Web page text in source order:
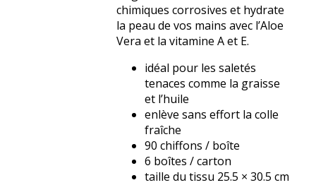
chimiques corrosives et hydrate
la peau de vos mains avec l’Aloe
Vera et la vitamine A et E.
idéal pour les saletés
tenaces comme la graisse
et l’huile
enlève sans effort la colle
fraîche
90 chiffons / boîte
6 boîtes / carton
taille du tissu 25.5 × 30.5 cm